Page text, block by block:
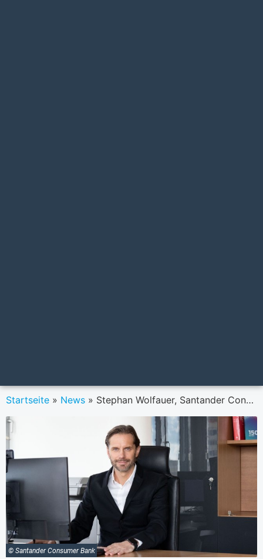
Startseite » News » Stephan Wolfauer, Santander Consumer Bank: „Wir wollen die digitale Transformation nochmals beschleunigen.“
© Santander Consumer Bank